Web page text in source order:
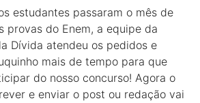
estudantes passaram o mês de
provas do Enem, a equipe da
Dívida atendeu os pedidos e
mais de tempo para que
do nosso concurso! Agora o
e enviar o post ou redação vai